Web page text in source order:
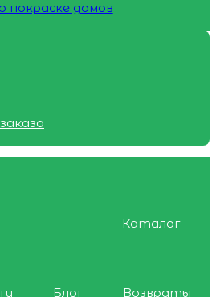
покраске домов
Каталог
Блог
Возвраты